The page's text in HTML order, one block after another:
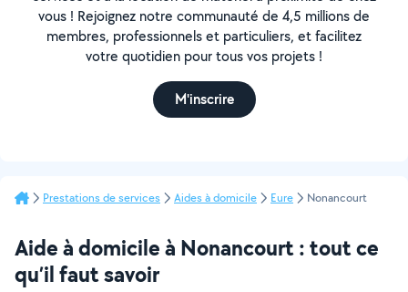
vous ! Rejoignez notre communauté de 4,5 millions de
membres, professionnels et particuliers, et facilitez
votre quotidien pour tous vos projets !
M'inscrire
Prestations de services Aides à domicile Eure Nonancourt
Aide à domicile à Nonancourt : tout ce
qu’il faut savoir